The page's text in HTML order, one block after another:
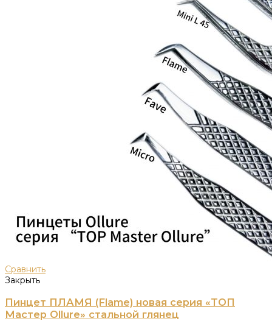
Сравнить
Закрыть
Пинцет ПЛАМЯ (Flame) новая серия «ТОП
Мастер Ollure» стальной глянец